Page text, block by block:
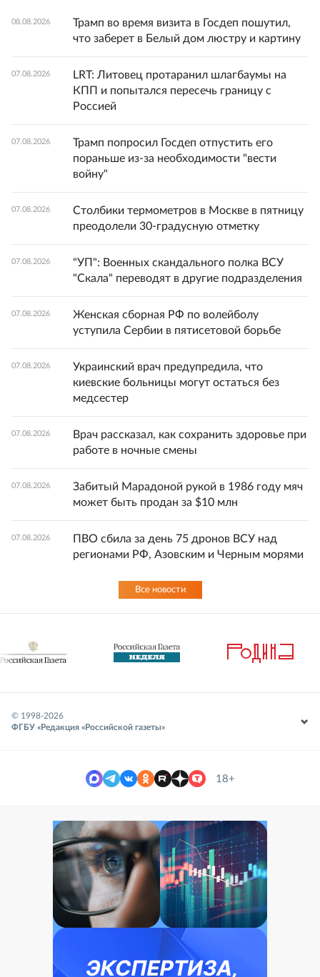
08.08.2026
Трамп во время визита в Госдеп пошутил,
что заберет в Белый дом люстру и картину
07.08.2026
LRT: Литовец протаранил шлагбаумы на
КПП и попытался пересечь границу с
Россией
07.08.2026
Трамп попросил Госдеп отпустить его
пораньше из-за необходимости "вести
войну"
07.08.2026
Столбики термометров в Москве в пятницу
преодолели 30-градусную отметку
07.08.2026
"УП": Военных скандального полка ВСУ
"Скала" переводят в другие подразделения
07.08.2026
Женская сборная РФ по волейболу
уступила Сербии в пятисетовой борьбе
07.08.2026
Украинский врач предупредила, что
киевские больницы могут остаться без
медсестер
07.08.2026
Врач рассказал, как сохранить здоровье при
работе в ночные смены
07.08.2026
Забитый Марадоной рукой в 1986 году мяч
может быть продан за $10 млн
07.08.2026
ПВО сбила за день 75 дронов ВСУ над
регионами РФ, Азовским и Черным морями
Все новости
© 1998-2026
ФГБУ «Редакция «Российской газеты»
18+